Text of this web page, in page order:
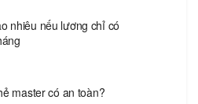
nhiêu nếu lương chỉ có
master có an toàn?